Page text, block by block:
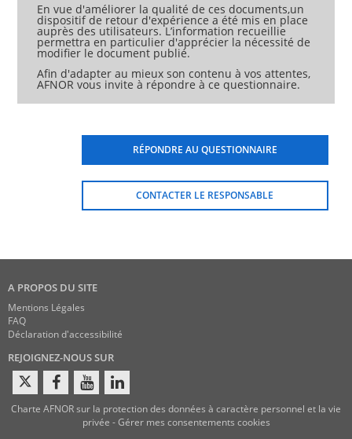
En vue d'améliorer la qualité de ces documents,un
dispositif de retour d'expérience a été mis en place
auprès des utilisateurs. L’information recueillie
permettra en particulier d'apprécier la nécessité de
modifier le document publié.
Afin d'adapter au mieux son contenu à vos attentes,
AFNOR vous invite à répondre à ce questionnaire.
RÉPONDRE AU QUESTIONNAIRE
CONTACTER LE RESPONSABLE
A PROPOS DU SITE
Mentions Légales
FAQ
Déclaration d'accessibilité
REJOIGNEZ-NOUS SUR
Charte AFNOR sur la protection des données à caractère personnel et la vie
privée -Gérer mes consentements cookies